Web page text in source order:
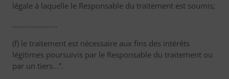
légale à laquelle le Responsable du traitement est soumis;
………………….
(f) le traitement est nécessaire aux fins des intérêts
légitimes poursuivis par le Responsable du traitement ou
par un tiers...”.